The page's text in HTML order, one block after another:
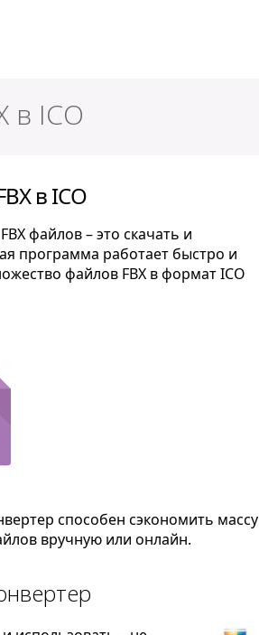
в ICO
в ICO
файлов – это скачать и
программа работает быстро и
файлов FBX в формат ICO
способен сэкономить массу
вручную или онлайн.